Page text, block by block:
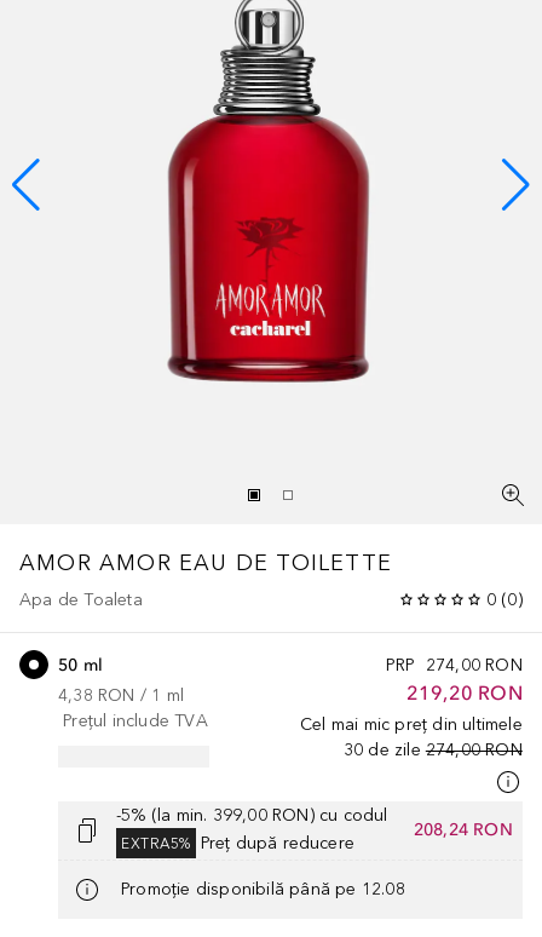
AMOR AMOR EAU DE TOILETTE
Apa de Toaleta 0 (0)
PRP 274,00 RON
219,20 RON
Cel mai mic preț din ultimele
30 de zile 274,00 RON
50 ml
4,38 RON / 1 ml
Prețul include TVA
-5% (la min. 399,00 RON) cu codul
EXTRA5% Preț după reducere
208,24 RON
Promoție disponibilă până pe 12.08